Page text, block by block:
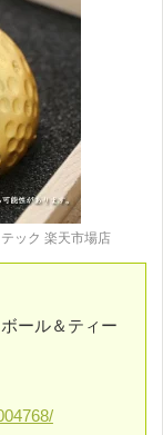
ック 楽天市場店
ール＆ティー